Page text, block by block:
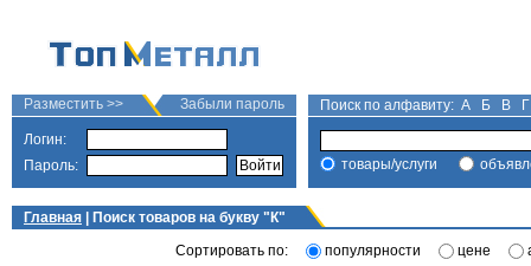
Разместить >> Забыли пароль
Логин:
Пароль:
Поиск по алфавиту: А Б В Г
товары/услуги
Главная | Поиск товаров на букву " К"
Сортировать по:
популярности цене